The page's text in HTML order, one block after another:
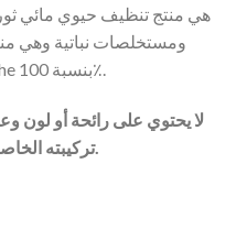
الزيوت والدهون بطريقة ökologische بنسبة 100٪.
تركيبته الخاصة فإنه لا يشكل أي خطر صحي خاص.